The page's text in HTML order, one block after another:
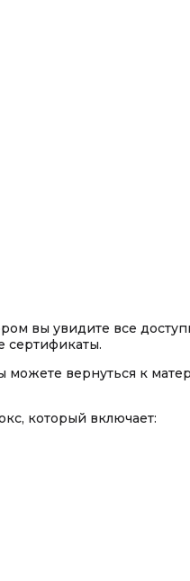
вы увидите все
сертификаты.
вернуться к
который включает: